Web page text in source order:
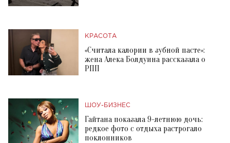
КРАСОТА
«Считала калории в зубной пасте»:
жена Алека Болдуина рассказала о
РПП
ШОУ-БИЗНЕС
Гайтана показала 9-летнюю дочь:
редкое фото с отдыха растрогало
поклонников